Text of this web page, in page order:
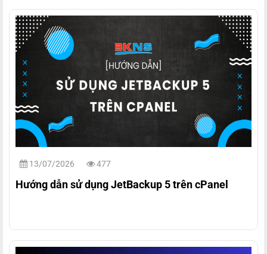
13/07/2026 477
Hướng dẫn sử dụng JetBackup 5 trên cPanel